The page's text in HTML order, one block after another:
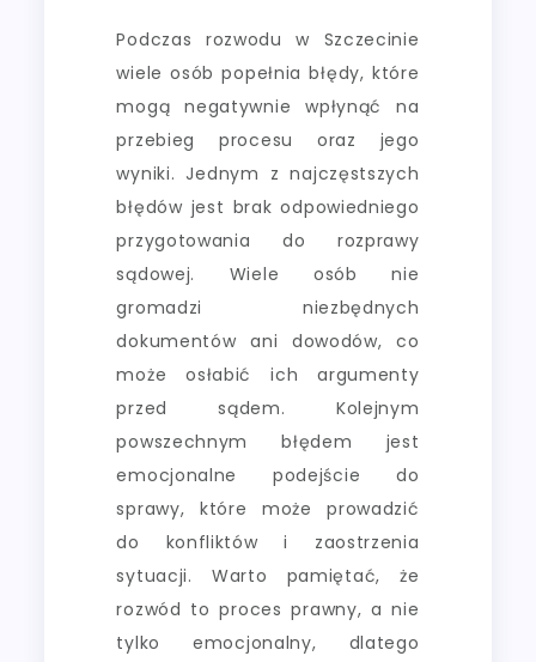
Podczas rozwodu w Szczecinie
wiele osób popełnia błędy, które
mogą negatywnie wpłynąć na
przebieg procesu oraz jego
wyniki. Jednym z najczęstszych
błędów jest brak odpowiedniego
przygotowania do rozprawy
sądowej. Wiele osób nie
gromadzi niezbędnych
dokumentów ani dowodów, co
może osłabić ich argumenty
przed sądem. Kolejnym
powszechnym błędem jest
emocjonalne podejście do
sprawy, które może prowadzić
do konfliktów i zaostrzenia
sytuacji. Warto pamiętać, że
rozwód to proces prawny, a nie
tylko emocjonalny, dlatego